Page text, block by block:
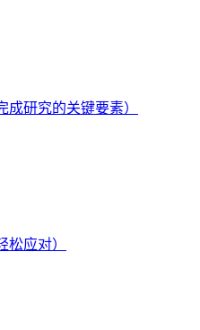
研究的关键要素）
应对）